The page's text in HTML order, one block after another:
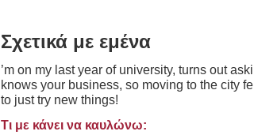
Σχετικά με εμένα
’m on my last year of university, turns out
knows your business, so moving to the city
to just try new things!
Τι με κάνει να καυλώνω: